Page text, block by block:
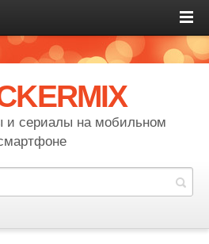
и сериалы на мобильном